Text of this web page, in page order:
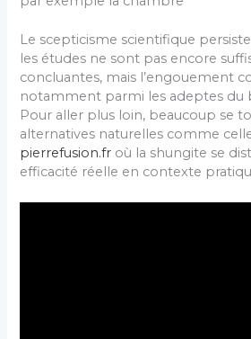
Le scepticisme scientifique
les études ne sont pas encore
concluantes, mais l’engouement
notamment parmi les adeptes du
Pour aller plus loin, beaucoup se
alternatives naturelles comme
pierrefusion.fr où la shungite se
efficacité réelle en contexte